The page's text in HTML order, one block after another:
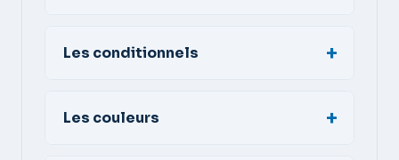
Les conditionnels
Les couleurs